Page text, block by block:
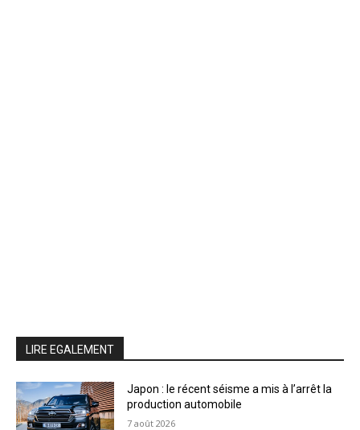
LIRE EGALEMENT
Japon : le récent séisme a mis à l’arrêt la
production automobile
7 août 2026